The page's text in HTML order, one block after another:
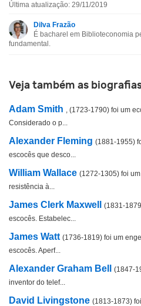
Esta biografia não tem a
Última atualização: 29/11/2019
Dilva Frazão
É bacharel em Biblioteconomia
fundamental.
Veja também as
Adam Smith
, (1723-1790) foi um
Considerado o p...
Alexander Fleming (1881-1955)
escocês que desco...
William Wallace (1272-1305) foi
resistência à...
James Clerk Maxwell
(1831-
escocês. Estabelec...
James Watt (1736-1819) foi um
escocês. Aperf...
Alexander Graham Bell
(1847-
inventor do telef...
David Livingstone (1813-1873)